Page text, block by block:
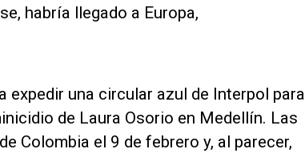
habría llegado a Europa,
una circular azul de Interpol para
de Laura Osorio en Medellín. Las
Colombia el 9 de febrero y, al parecer,